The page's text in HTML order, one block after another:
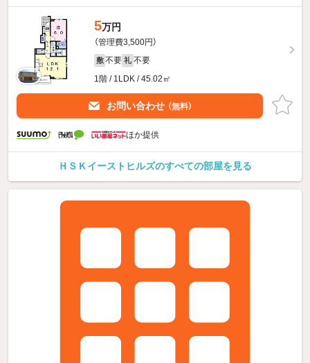
5万円
（管理費3,500円）
敷 不要 礼 不要
1階 / 1LDK / 45.02㎡
お問い合わせ （無料）
ほか提供
ＨＳＫイーストヒルズのすべての部屋を見る